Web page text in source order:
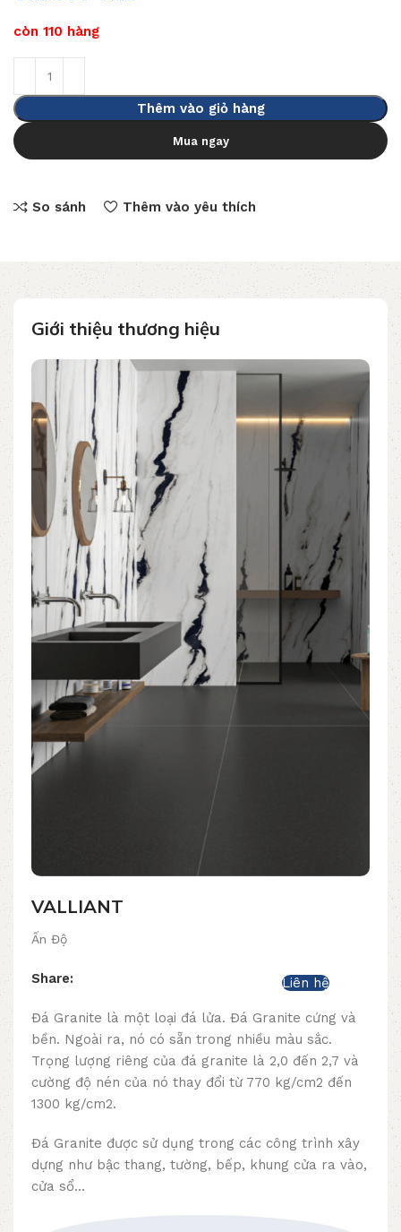
còn 110 hàng
Thêm vào giỏ hàng
Mua ngay
So sánh Thêm vào yêu thích
Giới thiệu thương hiệu
VALLIANT
Ấn Độ
Share: Liên hệ
Đá Granite là một loại đá lửa. Đá Granite cứng và
bền. Ngoài ra, nó có sẵn trong nhiều màu sắc.
Trọng lượng riêng của đá granite là 2,0 đến 2,7 và
cường độ nén của nó thay đổi từ 770 kg/cm2 đến
1300 kg/cm2.
Đá Granite được sử dụng trong các công trình xây
dựng như bậc thang, tường, bếp, khung cửa ra vào,
cửa sổ…